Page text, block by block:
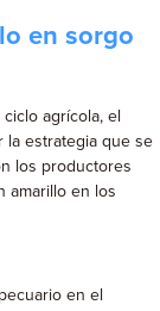
en sorgo
agrícola, el
la estrategia que se
los productores
amarillo en los
en el